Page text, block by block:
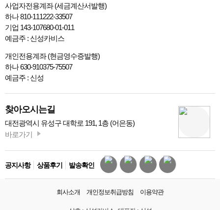
사업자전용계좌 (세금계산서발행)
하나 810-111222-33507
기업 143-107680-01-011
예금주 : 신성카비스
개인전용계좌 (현금영수증발행)
하나 630-910375-75507
예금주 : 신성
찾아오시는길
대전광역시 유성구 대학로 191, 1층 (어은동)
바로가기
공지사항 상품후기 발송확인
회사소개 개인정보취급방침 이용약관